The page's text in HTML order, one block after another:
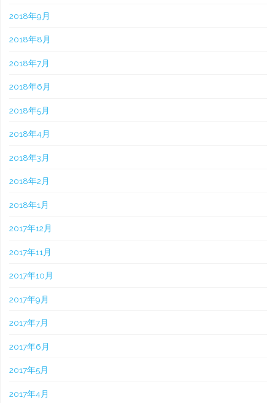
2018年9月
2018年8月
2018年7月
2018年6月
2018年5月
2018年4月
2018年3月
2018年2月
2018年1月
2017年12月
2017年11月
2017年10月
2017年9月
2017年7月
2017年6月
2017年5月
2017年4月